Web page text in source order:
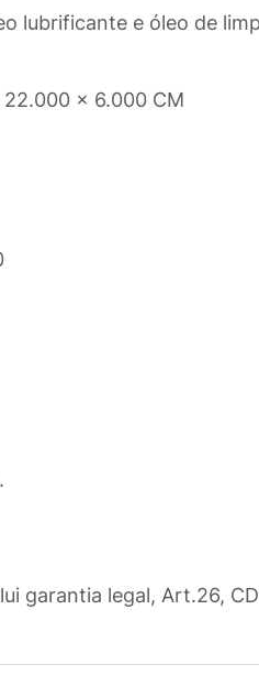
lubrificante e óleo de
x 6.000 CM
garantia legal, Art.26,